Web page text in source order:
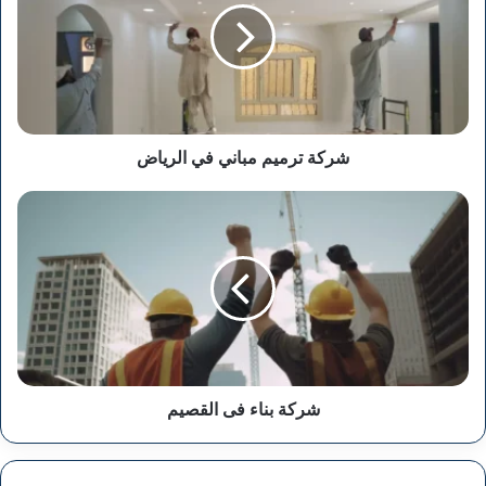
شركة ترميم مباني في الرياض
شركة
شركة بناء فى القصيم